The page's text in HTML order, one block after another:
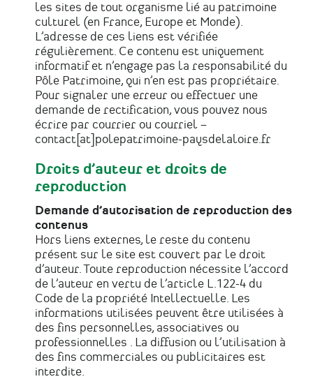
les sites de tout organisme lié au patrimoine
culturel (en France, Europe et Monde).
L’adresse de ces liens est vérifiée
régulièrement. Ce contenu est uniquement
informatif et n’engage pas la responsabilité du
Pôle Patrimoine, qui n’en est pas propriétaire.
Pour signaler une erreur ou effectuer une
demande de rectification, vous pouvez nous
écrire par courrier ou courriel –
contact[at]polepatrimoine-paysdelaloire.fr
Droits d’auteur et droits de
reproduction
Demande d’autorisation de reproduction des
contenus
Hors liens externes, le reste du contenu
présent sur le site est couvert par le droit
d’auteur. Toute reproduction nécessite l’accord
de l’auteur en vertu de l’article L.122-4 du
Code de la propriété Intellectuelle. Les
informations utilisées peuvent être utilisées à
des fins personnelles, associatives ou
professionnelles . La diffusion ou l’utilisation à
des fins commerciales ou publicitaires est
interdite.